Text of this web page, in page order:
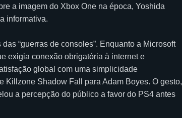
a imagem do Xbox One na época, Yoshida
informativa.
“guerras de consoles”. Enquanto a Microsoft
exigia conexão obrigatória à internet e
global com uma simplicidade
Killzone Shadow Fall para Adam Boyes. O gesto,
a percepção do público a favor do PS4 antes